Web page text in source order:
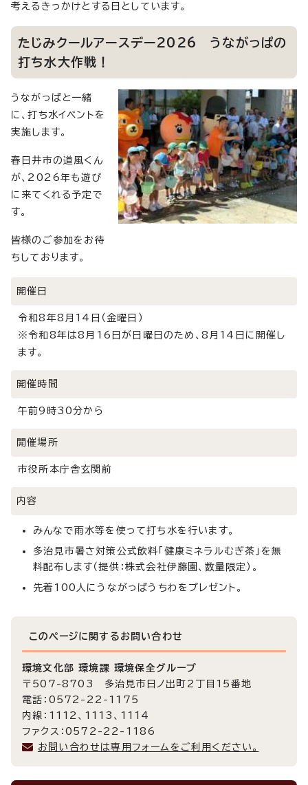
考えるきっかけとする日としています。
たじみクールアースデー2026 うながっぱの
打ち水大作戦！
うながっぱと一緒
に、打ち水イベントを
実施します。
春日井市の道風くん
が、2026年も遊び
に来てくれる予定で
す。
皆様のご参加をお待
ちしております。
開催日
令和8年8月14日（金曜日）
※令和8年は8月16日が日曜日のため、8月14日に開催し
ます。
開催時間
午前9時30分から
開催場所
市役所本庁舎玄関前
内容
みんなで雨水等を使って打ち水を行います。
多治見市暑さ対策公式飲料「健康ミネラルむぎ茶」を無
料配布します（提供：株式会社伊藤園、数量限定）。
先着100人にうながっぱうちわをプレゼント。
このページに関する お問い合わせ
環境文化部 環境課 環境保全グループ
〒507-8703 多治見市日ノ出町2丁目15番地
電話：0572-22-1175
内線：1112、1113、1114
ファクス：0572-22-1186
お問い合わせは専用フォームをご利用ください。